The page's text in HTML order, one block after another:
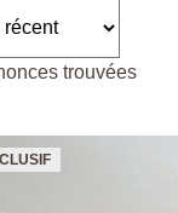
trouvées